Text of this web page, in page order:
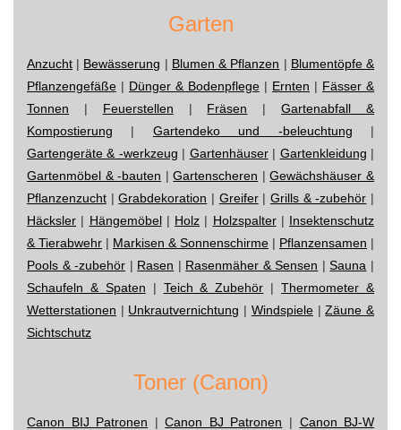
Garten
Anzucht | Bewässerung | Blumen & Pflanzen | Blumentöpfe &
Pflanzengefäße | Dünger & Bodenpflege | Ernten | Fässer &
Tonnen | Feuerstellen | Fräsen |Gartenabfall &
Kompostierung | Gartendeko und -beleuchtung |
Gartengeräte & -werkzeug | Gartenhäuser| Gartenkleidung |
Gartenmöbel & -bauten |Gartenscheren |Gewächshäuser &
Pflanzenzucht |Grabdekoration | Greifer|Grills & -zubehör |
Häcksler | Hängemöbel| Holz | Holzspalter| Insektenschutz
& Tierabwehr | Markisen & Sonnenschirme | Pflanzensamen |
Pools & -zubehör | Rasen | Rasenmäher & Sensen |Sauna |
Schaufeln & Spaten | Teich & Zubehör |Thermometer &
Wetterstationen | Unkrautvernichtung | Windspiele|Zäune &
Sichtschutz
Toner (Canon)
Canon BIJ Patronen |Canon BJ Patronen | Canon BJ-W